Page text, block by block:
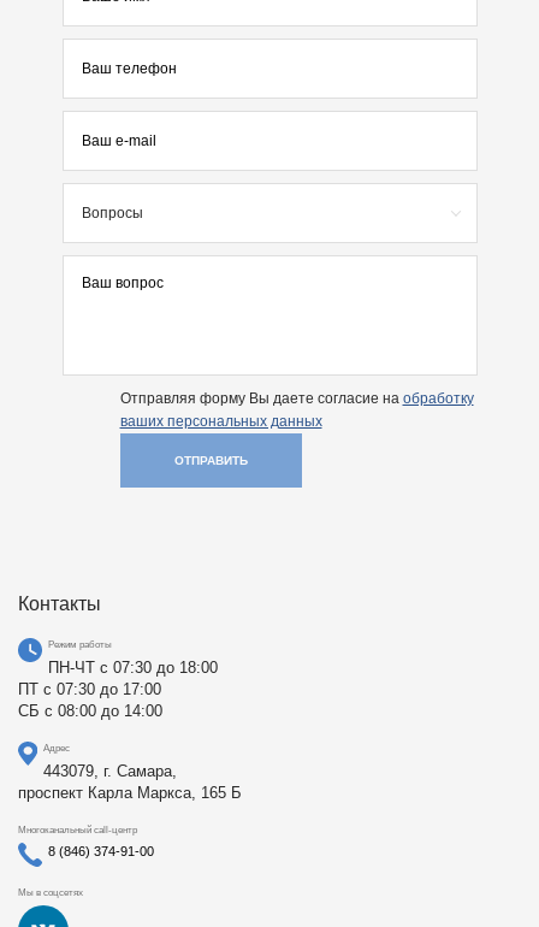
Вопросы
Отправляя форму Вы даете согласие на обработку
ваших персональных данных
ОТПРАВИТЬ
Контакты
Режим работы
ПН-ЧТ с 07:30 до 18:00
ПТ с 07:30 до 17:00
СБ с 08:00 до 14:00
Адрес
443079, г. Самара,
проспект Карла Маркса, 165 Б
Многоканальный call-центр
8 (846) 374-91-00
Мы в соцсетях